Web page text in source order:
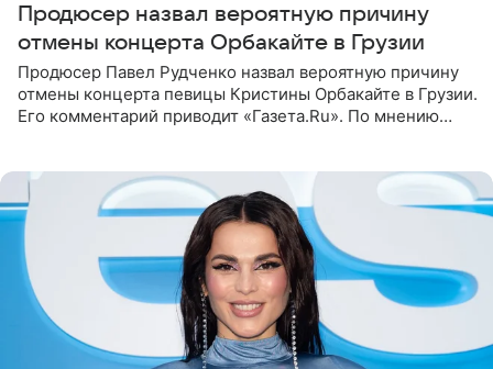
Продюсер назвал вероятную причину
отмены концерта Орбакайте в Грузии
Продюсер Павел Рудченко назвал вероятную причину
отмены концерта певицы Кристины Орбакайте в Грузии.
Его комментарий приводит «Газета.Ru». По мнению